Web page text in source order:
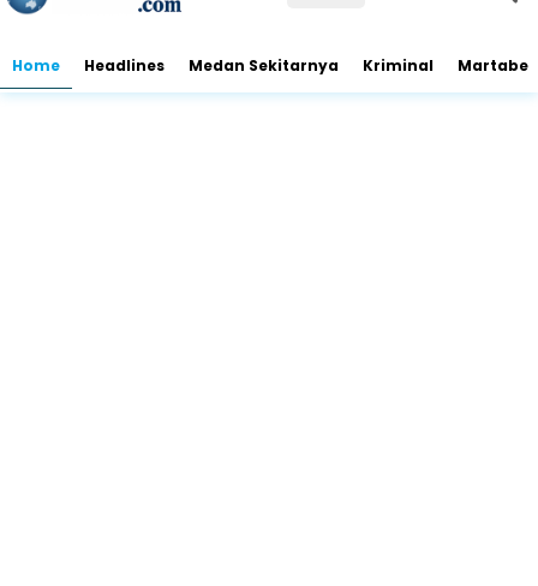
Home Headlines Medan Sekitarnya Kriminal Martabe